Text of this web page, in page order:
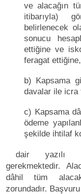
ve alacağın
itibarıyla)
belirlenecek
sonucu
ettiğine ve
feragat ettiğine,
b) Kapsama
davalar ile icra
c) Kapsama
ödeme
şekilde ihtilaf
dair yazılı
gerekmektedir.
dâhil tüm
zorundadır.